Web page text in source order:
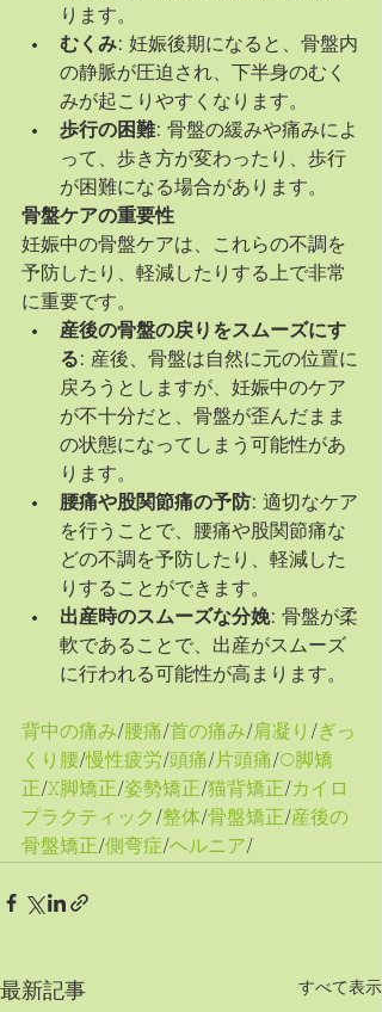
ります。
むくみ: 妊娠後期になると、骨盤内
の静脈が圧迫され、下半身のむく
みが起こりやすくなります。
歩行の困難: 骨盤の緩みや痛みによ
って、歩き方が変わったり、歩行
が困難になる場合があります。
骨盤ケアの重要性
妊娠中の骨盤ケアは、これらの不調を
予防したり、軽減したりする上で非常
に重要です。
産後の骨盤の戻りをスムーズにす
る: 産後、骨盤は自然に元の位置に
戻ろうとしますが、妊娠中のケア
が不十分だと、骨盤が歪んだまま
の状態になってしまう可能性があ
ります。
腰痛や股関節痛の予防: 適切なケア
を行うことで、腰痛や股関節痛な
どの不調を予防したり、軽減した
りすることができます。
出産時のスムーズな分娩: 骨盤が柔
軟であることで、出産がスムーズ
に行われる可能性が高まります。
背中の痛み/腰痛/首の痛み/肩凝り /ぎっ
くり腰/慢性疲労/頭痛/片頭痛/O脚矯
正/X脚矯正/姿勢矯正/猫背矯正/カイロ
プラクティック /整体/骨盤矯正/産後の
骨盤矯正/側弯症/ヘルニア/
最新記事 すべて表示